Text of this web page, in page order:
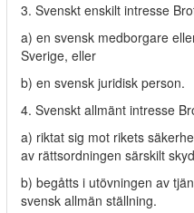
3. Svenskt enskilt intresse
a) en svensk medborgare
Sverige, eller
b) en svensk juridisk person.
4. Svenskt allmänt intresse
a) riktat sig mot rikets
av rättsordningen särskilt
b) begåtts i utövningen av
svensk allmän ställning.